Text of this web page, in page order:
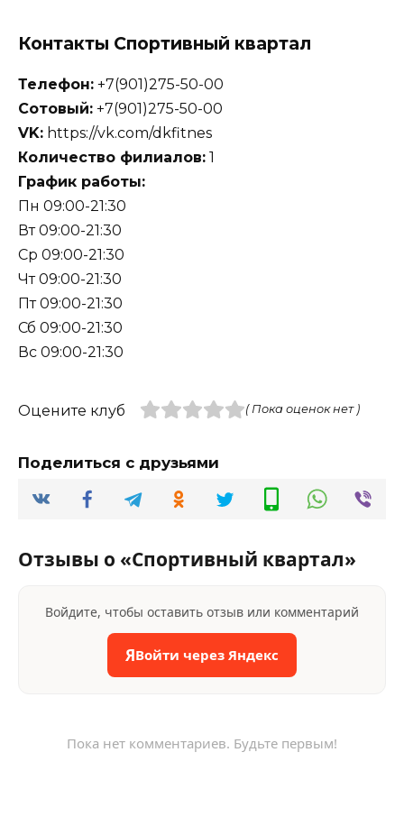
Контакты Спортивный квартал
Телефон: +7(901)275-50-00
Сотовый: +7(901)275-50-00
VK: https://vk.com/dkfitnes
Количество филиалов: 1
График работы:
Пн 09:00-21:30
Вт 09:00-21:30
Ср 09:00-21:30
Чт 09:00-21:30
Пт 09:00-21:30
Сб 09:00-21:30
Вс 09:00-21:30
Оцените клуб ( Пока оценок нет )
Поделиться с друзьями
Отзывы о «Спортивный квартал»
Войдите, чтобы оставить отзыв или комментарий
ЯВойти через Яндекс
Пока нет комментариев. Будьте первым!